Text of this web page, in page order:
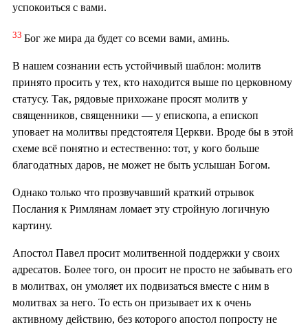
успокоиться с вами.
33 Бог же мира да будет со всеми вами, аминь.
В нашем сознании есть устойчивый шаблон: молитв
принято просить у тех, кто находится выше по церковному
статусу. Так, рядовые прихожане просят молитв у
священников, священники — у епископа, а епископ
уповает на молитвы предстоятеля Церкви. Вроде бы в этой
схеме всё понятно и естественно: тот, у кого больше
благодатных даров, не может не быть услышан Богом.
Однако только что прозвучавший краткий отрывок
Послания к Римлянам ломает эту стройную логичную
картину.
Апостол Павел просит молитвенной поддержки у своих
адресатов. Более того, он просит не просто не забывать его
в молитвах, он умоляет их подвизаться вместе с ним в
молитвах за него. То есть он призывает их к очень
активному действию, без которого апостол попросту не